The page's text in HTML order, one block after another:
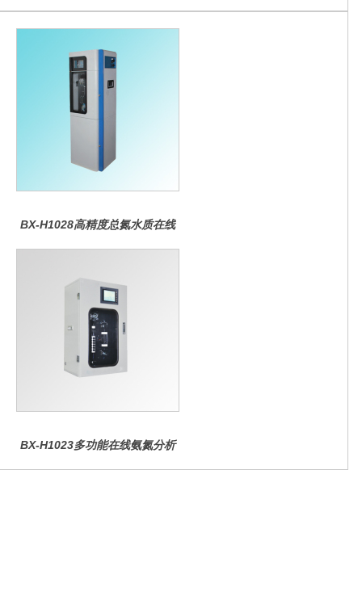
BX-H1028高精度总氮水质在线
BX-H1023多功能在线氨氮分析